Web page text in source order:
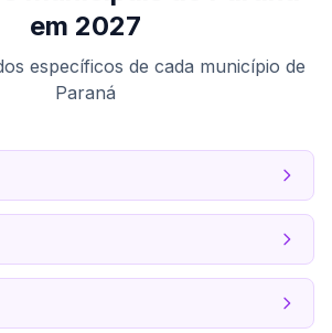
em 2027
específicos de cada município de
Paraná